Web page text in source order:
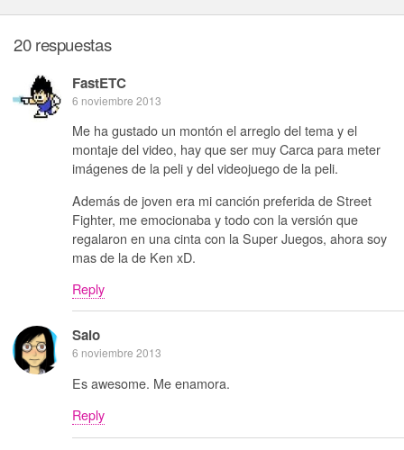
20 respuestas
FastETC
6 noviembre 2013
Me ha gustado un montón el arreglo del tema y el
montaje del video, hay que ser muy Carca para meter
imágenes de la peli y del videojuego de la peli.
Además de joven era mi canción preferida de Street
Fighter, me emocionaba y todo con la versión que
regalaron en una cinta con la Super Juegos, ahora soy
mas de la de Ken xD.
Reply
Saio
6 noviembre 2013
Es awesome. Me enamora.
Reply